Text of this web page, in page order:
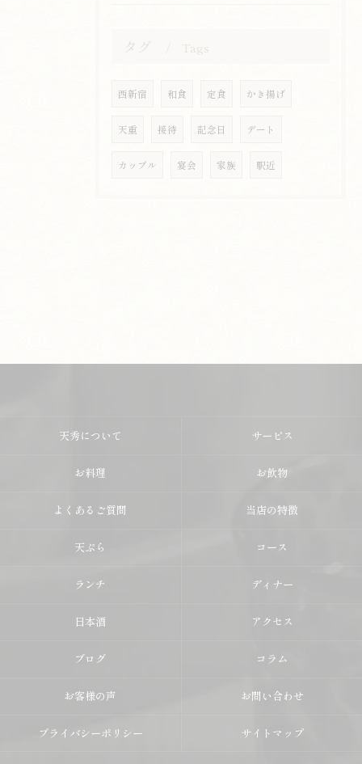
タグ Tags
西新宿 和食 定食 かき揚げ
天重 接待 記念日 デート
カップル 宴会 家族 駅近
天秀について サービス
お料理 お飲物
よくあるご質問 当店の特徴
天ぷら コース
ランチ ディナー
日本酒 アクセス
ブログ コラム
お客様の声 お問い合わせ
プライバシーポリシー サイトマップ